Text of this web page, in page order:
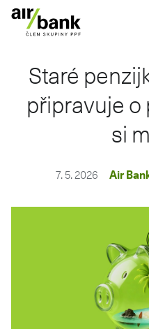
Staré
připravuje o
si
7. 5. 2026 Air